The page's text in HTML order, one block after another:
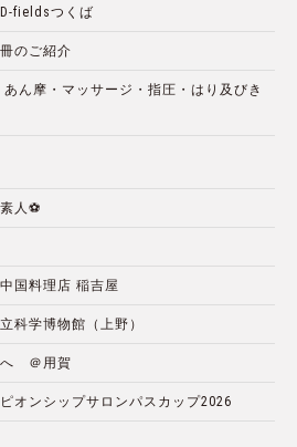
fieldsつくば
のご紹介
あん摩・マッサージ・指圧・はり及びき
人⚽️
国料理店 稲吉屋
学博物館（上野）
へ ＠用賀
オンシップサロンパスカップ2026